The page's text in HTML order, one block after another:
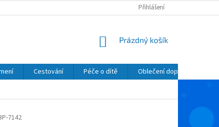
Přihlášení
NÁKUPNÍ
Prázdný košík
Cestování Péče o dítě
Oblečení dopňky
7142